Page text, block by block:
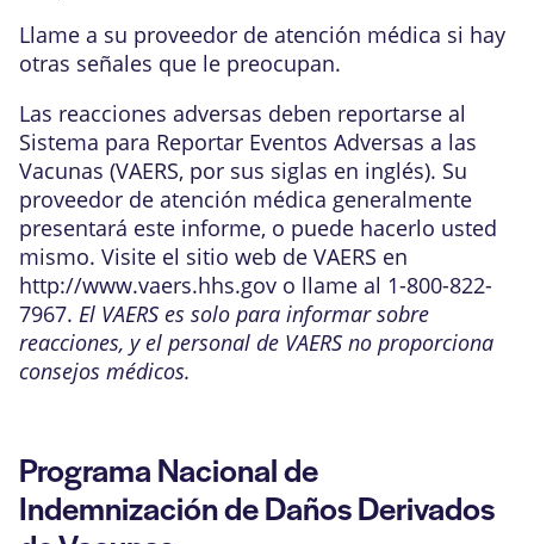
Llame a su proveedor de atención médica si hay
otras señales que le preocupan.
Las reacciones adversas deben reportarse al
Sistema para Reportar Eventos Adversas a las
Vacunas (VAERS, por sus siglas en inglés). Su
proveedor de atención médica generalmente
presentará este informe, o puede hacerlo usted
mismo. Visite el sitio web de VAERS en
http://www.vaers.hhs.gov o llame al 1-800-822-
7967. El VAERS es solo para informar sobre
reacciones, y el personal de VAERS no proporciona
consejos médicos.
Programa Nacional de
Indemnización de Daños Derivados